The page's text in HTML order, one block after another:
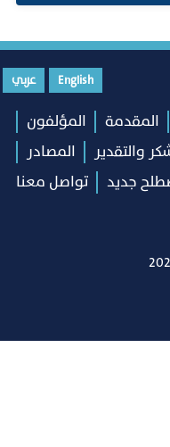
English عربي
المقدمة
المؤلفون
والتقدير
المصادر
جديد
تواصل معنا